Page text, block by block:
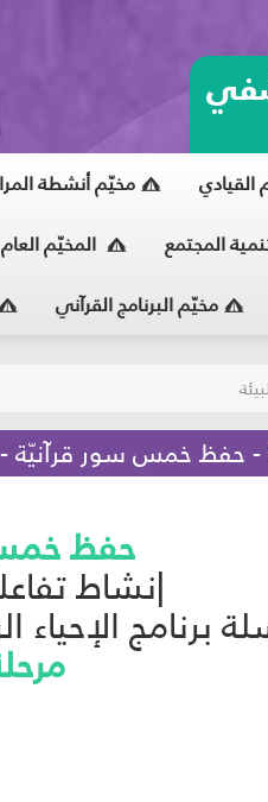
القيادي مخيّم أنشطة
المجتمع المخيّم العام
مخيّم البرنامج القرآني
حفظ
|نشاط
برنامج